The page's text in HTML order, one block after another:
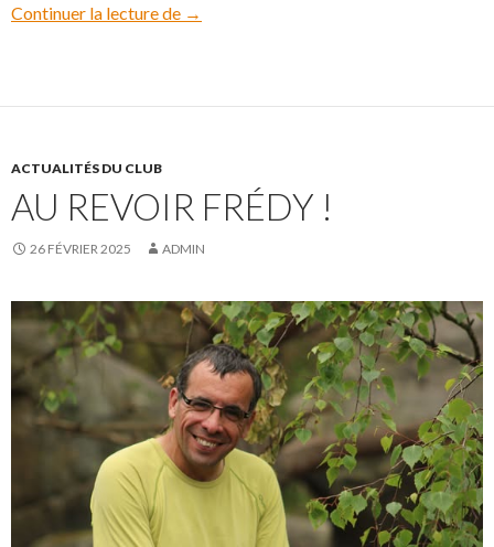
Continuer la lecture de A vos agendas
→
ACTUALITÉS DU CLUB
AU REVOIR FRÉDY !
26 FÉVRIER 2025 ADMIN